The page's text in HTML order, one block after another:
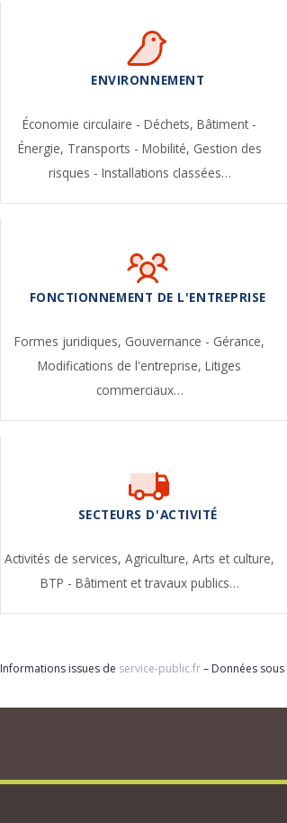
ENVIRONNEMENT
Économie circulaire - Déchets,Bâtiment -
Énergie, Transports - Mobilité, Gestion des
risques - Installations classées…
FONCTIONNEMENT DE L'ENTREPRISE
Formes juridiques, Gouvernance - Gérance,
Modifications de l'entreprise,Litiges
commerciaux…
SECTEURS D'ACTIVITÉ
Activités de services,Agriculture,Arts et culture,
BTP - Bâtiment et travaux publics…
Informations issues de service-public.fr– Données sous